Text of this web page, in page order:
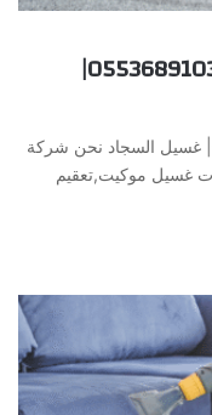
شركة تنظيف سجاد في دبي |0553689103|
شركة تنظيف سجاد في دبي |0553689103| غسيل السجاد نحن شركة
غسيل موكيت,تعقيم